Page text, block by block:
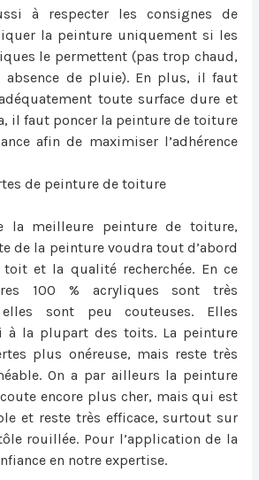
à respecter les consignes de
la peinture uniquement si les
le permettent (pas trop chaud,
absence de pluie). En plus, il faut
toute surface dure et
il faut poncer la peinture de toiture
afin de maximiser l’adhérence
de peinture de toiture
la meilleure peinture de toiture,
de la peinture voudra tout d’abord
et la qualité recherchée. En ce
100 % acryliques sont très
sont peu couteuses. Elles
à la plupart des toits. La peinture
plus onéreuse, mais reste très
On a par ailleurs la peinture
encore plus cher, mais qui est
et reste très efficace, surtout sur
rouillée. Pour l’application de la
en notre expertise.